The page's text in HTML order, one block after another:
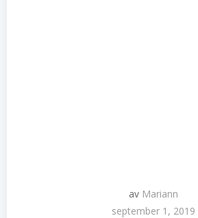
av Mariann
september 1, 2019